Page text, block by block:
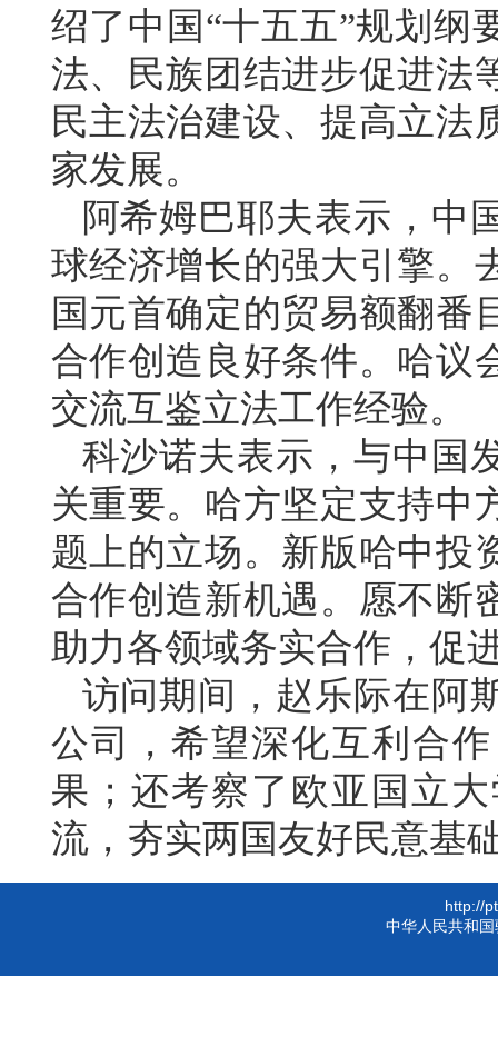
绍了中国“十五五”规划纲
法、民族团结进步促进法
民主法治建设、提高立法
家发展。
阿希姆巴耶夫表示，中
球经济增长的强大引擎。
国元首确定的贸易额翻番
合作创造良好条件。哈议
交流互鉴立法工作经验。
科沙诺夫表示，与中国
关重要。哈方坚定支持中
题上的立场。新版哈中投
合作创造新机遇。愿不断
助力各领域务实合作，促
访问期间，赵乐际在阿
公司，希望深化互利合
果；还考察了欧亚国立
流，夯实两国友好民意基
http://
中华人民共和